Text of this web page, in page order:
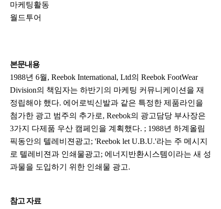
마케팅활동
월드투어
본문내용
1988년 6월, Reebok International, Ltd의 Reebok FootWear
Division의 책임자는 하반기의 마케팅 커뮤니케이션을 재
정립해야 했다. 에어로빅신발과 같은 특정한 제품라인을
첨가한 광고 범주의 추가로, Reebok의 광고담당 부사장은
3가지 다제품 우산 캠페인을 계획했다. ; 1988년 하계올림
픽동안의 텔레비젼광고; 'Reebok let U.B.U.'라는 주 메시지
로 텔레비젼과 인쇄물광고; 에너지반환시스템이라는 새 성
과물을 도입하기 위한 인쇄물 광고.
참고 자료